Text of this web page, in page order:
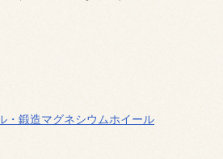
鍛造マグネシウムホイール